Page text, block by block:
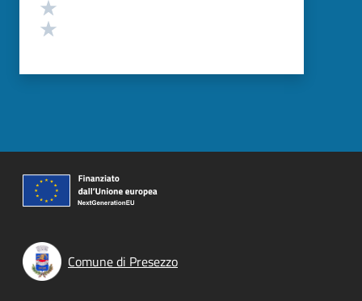
Comune di Presezzo